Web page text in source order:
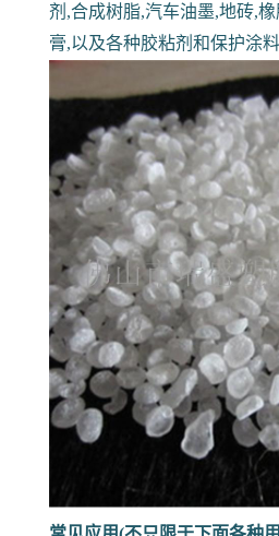
松香树脂是一种浅色的,经过
化点、高粘性,和更好的抗氧
或在溶液里完全抗结晶,它的
剂,合成树脂,汽车油墨,地砖,
膏,以及各种胶粘剂和保护涂